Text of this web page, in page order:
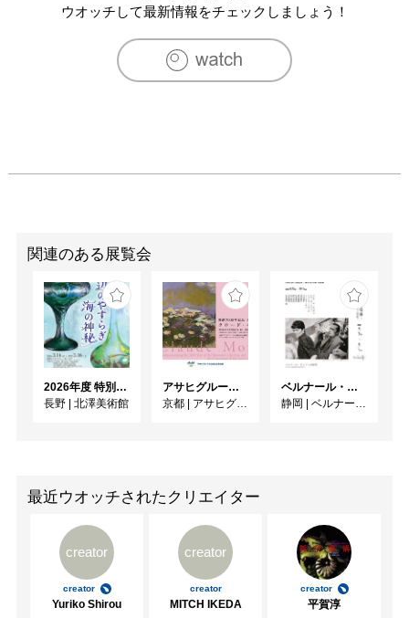
ウオッチして最新情報をチェックしましょう！
関連のある展覧会
2026年度 特別展「ガレとドーム、アール･ヌーヴォーのガラス 水辺のやすらぎ、海の神秘」
長野 | 北澤美術館
アサヒグループ大山崎山荘美術館 開館30周年記念展「没後100年 クロード・モネ」
京都 | アサヒグループ大山崎山荘美術館
ベルナール・ビュフェと写真 ーカメラがとらえたビュフェとその時代、そして21 世紀へ
静岡 | ベルナール・ビュフェ美術館
最近ウオッチされたクリエイター
creator
creator
Yuriko Shirou
creator
creator
MITCH IKEDA
creator
平賀淳